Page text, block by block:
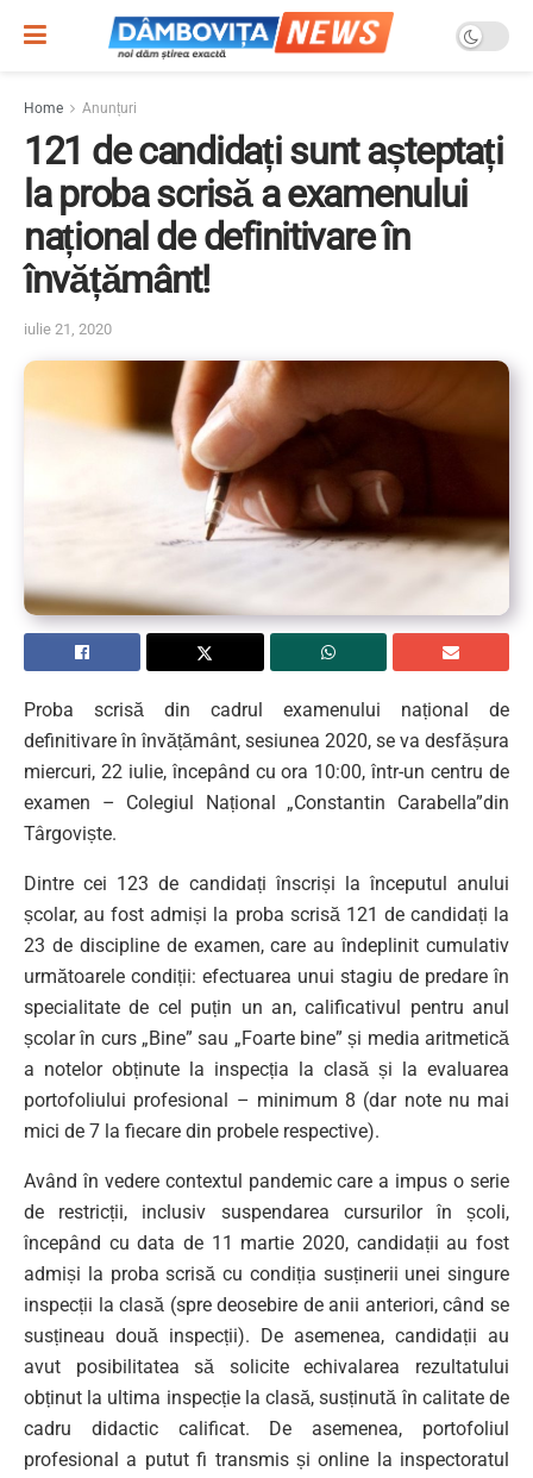
Home Anunțuri
121 de candidați sunt așteptați
la proba scrisă a examenului
național de definitivare în
învățământ!
iulie 21, 2020
Proba scrisă din cadrul examenului național de
definitivare în învățământ, sesiunea 2020, se va desfășura
miercuri, 22 iulie, începând cu ora 10:00, într-un centru de
examen – Colegiul Național „Constantin Carabella”din
Târgoviște.
Dintre cei 123 de candidați înscriși la începutul anului
școlar, au fost admiși la proba scrisă 121 de candidați la
23 de discipline de examen, care au îndeplinit cumulativ
următoarele condiții: efectuarea unui stagiu de predare în
specialitate de cel puțin un an, calificativul pentru anul
școlar în curs „Bine” sau „Foarte bine” și media aritmetică
a notelor obținute la inspecția la clasă și la evaluarea
portofoliului profesional – minimum 8 (dar note nu mai
mici de 7 la fiecare din probele respective).
Având în vedere contextul pandemic care a impus o serie
de restricții, inclusiv suspendarea cursurilor în școli,
începând cu data de 11 martie 2020, candidații au fost
admiși la proba scrisă cu condiția susținerii unei singure
inspecții la clasă (spre deosebire de anii anteriori, când se
susțineau două inspecții). De asemenea, candidații au
avut posibilitatea să solicite echivalarea rezultatului
obținut la ultima inspecție la clasă, susținută în calitate de
cadru didactic calificat. De asemenea, portofoliul
profesional a putut fi transmis și online la inspectoratul